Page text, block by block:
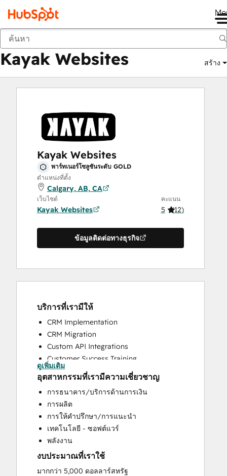
ตลาด พาร์ทเนอร์โซลูชัน:
Kayak Websites สร้าง
Kayak Websites
พาร์ทเนอร์โซลูชันระดับ GOLD
ตำแหน่งที่ตั้ง
Calgary, AB, CA
เว็บไซต์
Kayak Websites
คะแนน
5 (12)
ข้อมูลติดต่อทางธุรกิจ
บริการที่เรามีให้
CRM Implementation
CRM Migration
Custom API Integrations
Customer Success Training
Customer Support Training
Help Desk Implementation
Knowledge Base Development
Search Engine Optimization
Website Design
Website Development
Website Migration
ดูเพิ่มเติม
อุตสาหกรรมที่เรามีความเชี่ยวชาญ
การธนาคาร/บริการด้านการเงิน
การผลิต
การให้คำปรึกษา/การแนะนำ
เทคโนโลยี - ซอฟต์แวร์
พลังงาน
งบประมาณที่เราใช้
มากกว่า 5,000 ดอลลาร์สหรัฐ